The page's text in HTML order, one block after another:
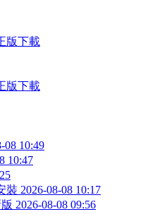
版下載
版下載
08 10:49
10:47
裝 2026-08-08 10:17
2026-08-08 09:56